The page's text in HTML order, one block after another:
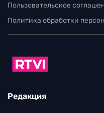
Пользовательское
Политика обработки
Редакция